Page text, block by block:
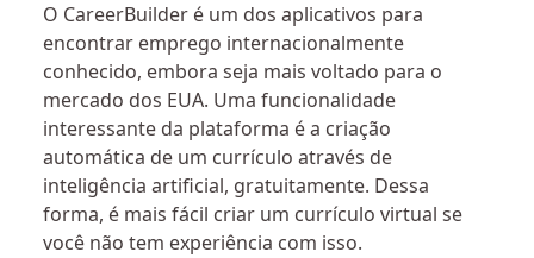
O CareerBuilder é um dos aplicativos para
encontrar emprego internacionalmente
conhecido, embora seja mais voltado para o
mercado dos EUA. Uma funcionalidade
interessante da plataforma é a criação
automática de um currículo através de
inteligência artificial, gratuitamente. Dessa
forma, é mais fácil criar um currículo virtual se
você não tem experiência com isso.